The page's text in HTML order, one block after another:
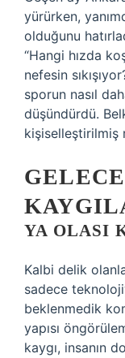
yürürken,
olduğunu
“Hangi hızda
nefesin
sporun nasıl
düşündürdü.
kişiselleştirilmiş
YA OLASI
Kalbi delik
sadece
beklenmedik
yapısı
kaygı, insanın